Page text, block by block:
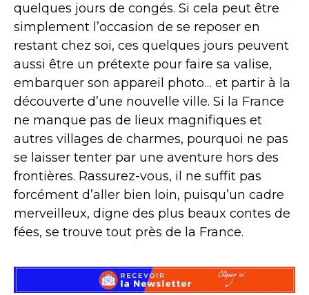
quelques jours de congés. Si cela peut être
simplement l’occasion de se reposer en
restant chez soi, ces quelques jours peuvent
aussi être un prétexte pour faire sa valise,
embarquer son appareil photo… et partir à la
découverte d’une nouvelle ville. Si la France
ne manque pas de lieux magnifiques et
autres villages de charmes, pourquoi ne pas
se laisser tenter par une aventure hors des
frontières. Rassurez-vous, il ne suffit pas
forcément d’aller bien loin, puisqu’un cadre
merveilleux, digne des plus beaux contes de
fées, se trouve tout près de la France.